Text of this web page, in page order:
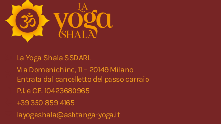
La Yoga Shala SSDARL
Via Domenichino, 11 – 20149 Milano
Entrata dal cancelletto del passo carraio
P.I. e C.F. 10423680965
+39 350 859 4165
layogashala@ashtanga-yoga.it